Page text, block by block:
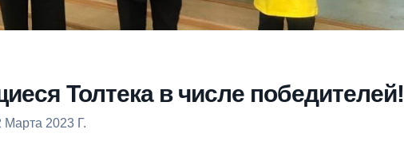
Толтека в числе победителей!
Марта 2023 Г.